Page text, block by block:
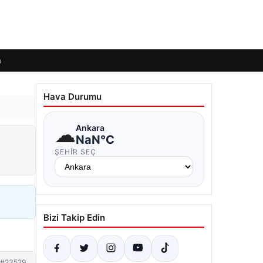
Hava Durumu
☁Ankara
NaN°C
ŞEHIR SEÇ
Bizi Takip Edin